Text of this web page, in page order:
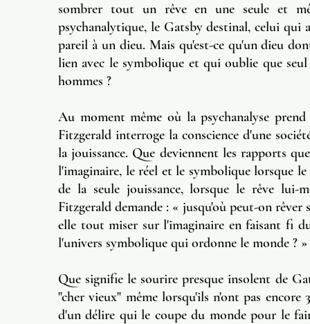
sombrer tout un rêve en une seule et
psychanalytique, le Gatsby destinal, celui qui
pareil à un dieu. Mais qu'est-ce qu'un dieu
lien avec le symbolique et qui oublie que
hommes ?
Au moment même où la psychanalyse
Fitzgerald interroge la conscience d'une
la jouissance. Que deviennent les rapports
l'imaginaire, le réel et le symbolique lorsque le
de la seule jouissance, lorsque le rêve lui-
Fitzgerald demande : « jusqu'où peut-on
elle tout miser sur l'imaginaire en faisant fi
l'univers symbolique qui ordonne le monde ? »
Que signifie le sourire presque insolent de
"cher vieux" même lorsqu'ils n'ont pas encore
d'un délire qui le coupe du monde pour le